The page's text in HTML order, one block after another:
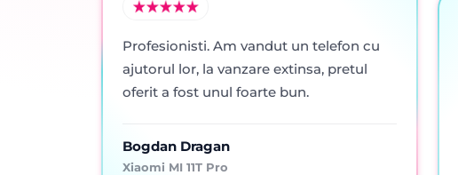
Profesionisti. Am vandut un telefon cu
ajutorul lor, la vanzare extinsa, pretul
oferit a fost unul foarte bun.
Bogdan Dragan
Xiaomi MI 11T Pro